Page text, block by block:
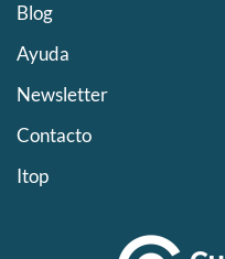
Blog
Ayuda
Newsletter
Contacto
Itop